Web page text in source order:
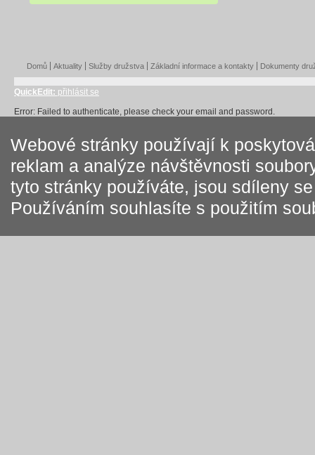
Domů Aktuality Služby družstva Základní informace a kontakty Dokumenty
QuickEdit: přihlásit se
Error: Failed to authenticate, please check your email and password.
Webové stránky používají k
reklam a analýze návštěvnosti
tyto stránky používáte, jsou sdíleny
Používáním souhlasíte s použitím